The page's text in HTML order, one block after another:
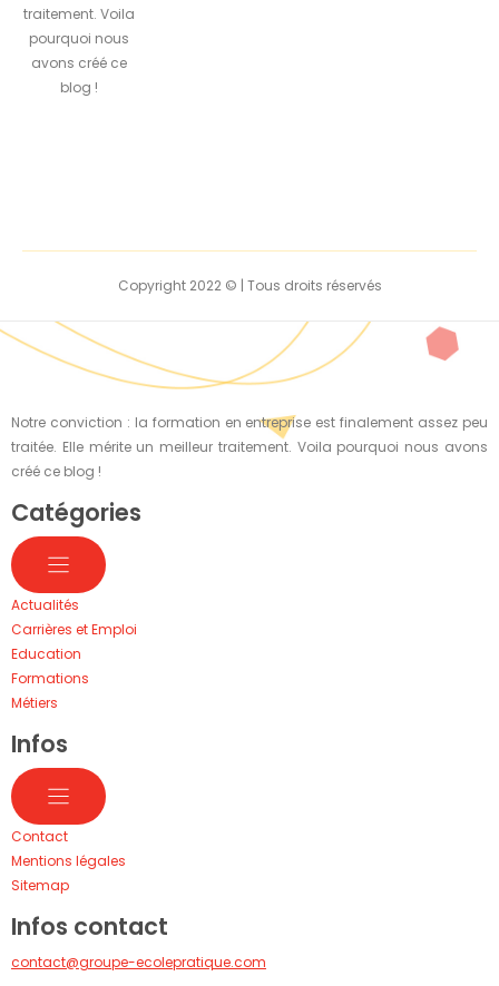
traitement. Voila
pourquoi nous
avons créé ce
blog !
Copyright 2022 © | Tous droits réservés
Notre conviction : la formation en entreprise est finalement assez peu
traitée. Elle mérite un meilleur traitement. Voila pourquoi nous avons
créé ce blog !
Catégories
Actualités
Carrières et Emploi
Education
Formations
Métiers
Infos
Contact
Mentions légales
Sitemap
Infos contact
contact@groupe-ecolepratique.com